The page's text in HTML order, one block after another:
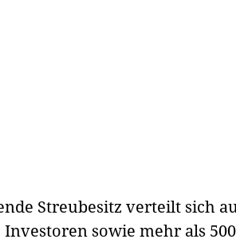
Streubesitz verteilt sich
sowie mehr als